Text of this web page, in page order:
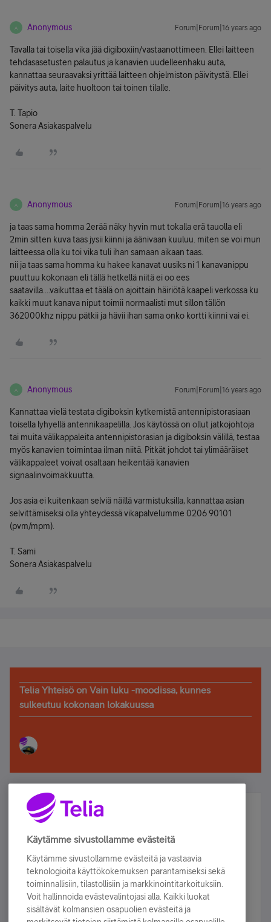
A Anonymous Forum|Forum|16 years ago
Tavalla tai toisella vika jää digiboxiin/vastaanottimeen. Ellei laitteen
tehdasasetusten palautus ja kanavien uudelleenhaku auta,
kannattaa seuraavaksi yrittää laitteen ohjelmiston päivitystä. Ellei
päivitys auta, laite huoltoon tai toinen tilalle.
T. Tapio
Sonera Asiakaspalvelu
A Anonymous Forum|Forum|16 years ago
ja taas sama homma 2erää näky hyvin mut tokalla erä tauolla eli
2min sitten kuva taas jysii kiinni ja äänivaan kuuluu. miten se voi mun
laitteessa olla ku toi vika tuli ihan samaan aikaan taas.
nii ja taas sama homma ku hakee kanavat uusiks ni 1 kanavanippu
puuttuu kokonaan eli tällä hetkellä niitä ei oo ees
saatavilla....vaikuttaa et täälä on ajoittain häiriötä kaapeli verkossa ku
kaikki muut kanava niput toimii normaalisti mut sillon tällön
362000khz nippu pätkii ja hävii ihan sama onko kortti kiinni vai ei.
A Anonymous Forum|Forum|16 years ago
Kannattaa vielä testata digiboksin kytkemistä antennipistorasiaan
toisella lyhyellä antennikaapelilla. Jos käytössä on ollut jatkojohtoja
tai muita välikappaleita antennipistorasian ja digiboksin välillä, testaa
myös kanavien toimintaa ilman niitä. Pitkät johdot tai ylimääräiset
välikappaleet voivat osaltaan heikentää kanavien
signaalinvoimakkuutta.
Jos asia ei kuitenkaan selviä näillä varmistuksilla, kannattaa asian
selvittämiseksi olla yhteydessä vikapalvelumme 0206 90101
(pvm/mpm).
T. Sami
Sonera Asiakaspalvelu
Telia Yhteisö on Vain luku -moodissa, kunnes
sulkeutuu kokonaan lokakuussa
Älä jää paitsi – osallistu ja voita!
Tilaa Telian uutiskirje ja olet mukana arvonnassa.
sähköpostiisi.
Tilaa nyt
Käytämme sivustollamme evästeitä
Käytämme sivustollamme evästeitä ja vastaavia
teknologioita käyttökokemuksen parantamiseksi sekä
toiminnallisiin, tilastollisiin ja markkinointitarkoituksiin.
Voit hallinnoida evästevalintojasi alla. Kaikki luokat
sisältävät kolmansien osapuolien evästeitä ja